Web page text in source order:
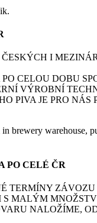
I
CELOU DOBU
VÝROBNÍ
PIVA JE PRO NÁS
PO CELÉ ČR
TERMÍNY ZÁVOZU
S MALÝM
NALOŽÍME,